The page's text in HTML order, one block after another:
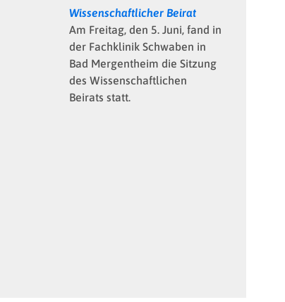
Wissenschaftlicher Beirat
Am Freitag, den 5. Juni, fand in
der Fachklinik Schwaben in
Bad Mergentheim die Sitzung
des Wissenschaftlichen
Beirats statt.